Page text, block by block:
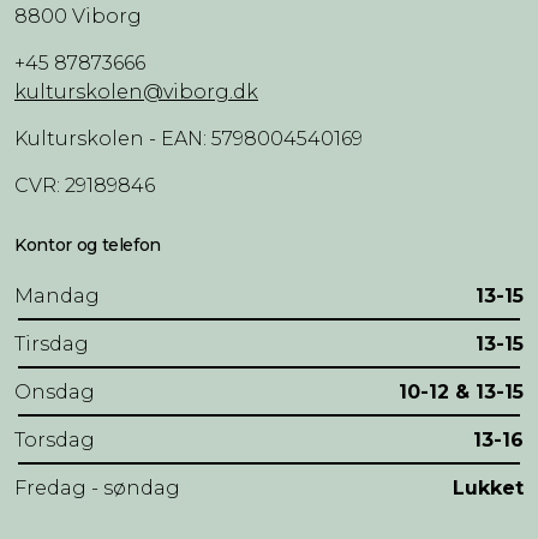
8800 Viborg
+45 87873666
kulturskolen@viborg.dk
Kulturskolen - EAN: 5798004540169
CVR: 29189846
Kontor og telefon
Mandag 13-15
Tirsdag 13-15
Onsdag 10-12 & 13-15
Torsdag 13-16
Fredag - søndag Lukket